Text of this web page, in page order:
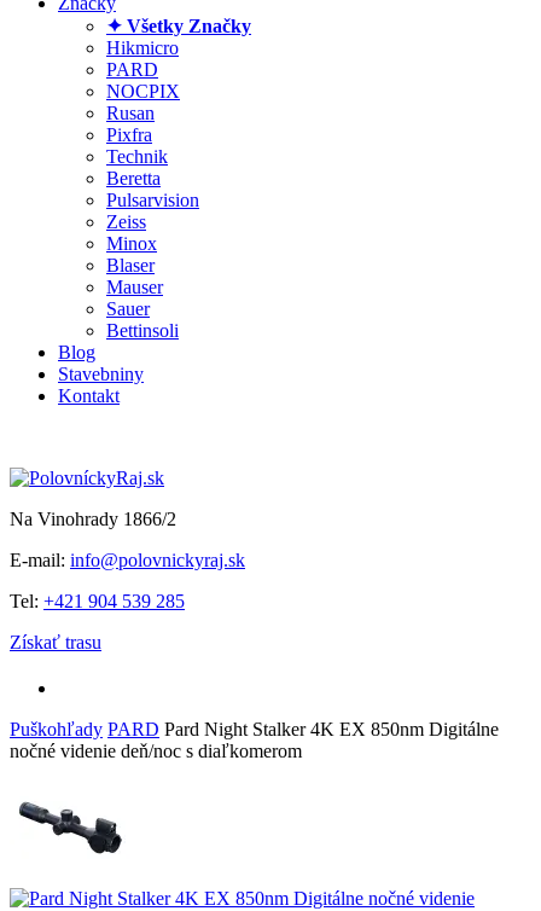
✦ Všetky Značky
Hikmicro
PARD
NOCPIX
Rusan
Pixfra
Technik
Beretta
Pulsarvision
Zeiss
Minox
Blaser
Mauser
Sauer
Bettinsoli
Blog
Stavebniny
Kontakt
Na Vinohrady 1866/2
E-mail: info@polovnickyraj.sk
Tel: +421 904 539 285
Získať trasu
Puškohľady PARD Pard Night Stalker 4K EX 850nm Digitálne
nočné videnie deň/noc s diaľkomerom